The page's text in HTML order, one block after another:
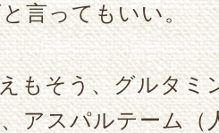
言ってもいい。
もそう、グルタミ
アスパルテーム（